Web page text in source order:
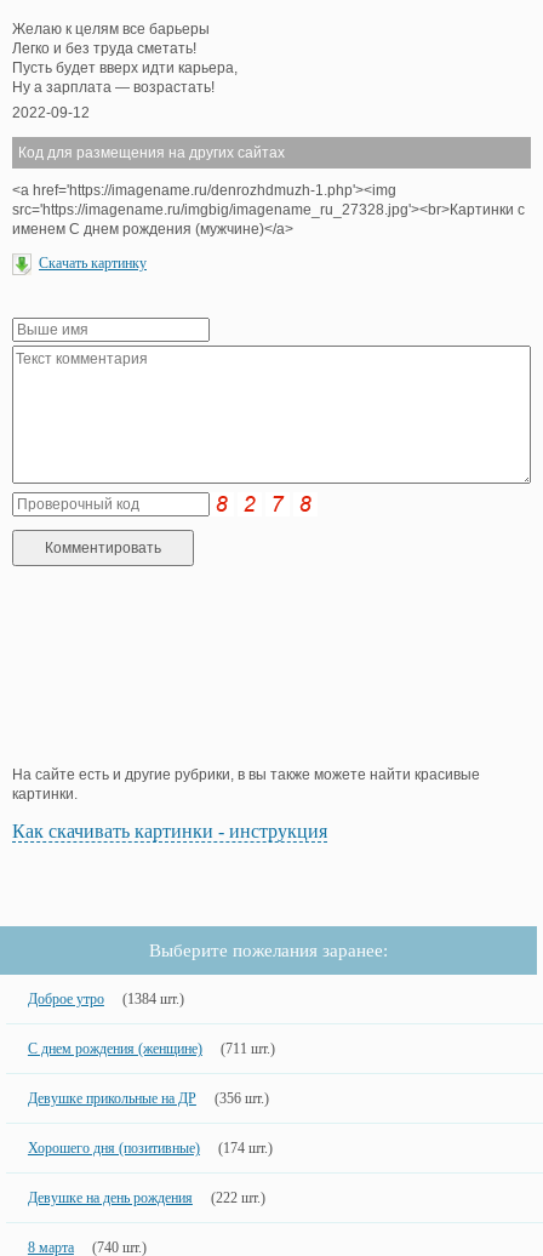
Желаю к целям все барьеры
Легко и без труда сметать!
Пусть будет вверх идти карьера,
Ну а зарплата — возрастать!
2022-09-12
Код для размещения на других сайтах
<a href='https://imagename.ru/denrozhdmuzh-1.php'><img
src='https://imagename.ru/imgbig/imagename_ru_27328.jpg'><br>Картинки с
именем С днем рождения (мужчине)</a>
Скачать картинку
На сайте есть и другие рубрики, в вы также можете найти красивые
картинки.
Как скачивать картинки - инструкция
Выберите пожелания заранее:
Доброе утро (1384 шт.)
С днем рождения (женщине) (711 шт.)
Девушке прикольные на ДР (356 шт.)
Хорошего дня (позитивные) (174 шт.)
Девушке на день рождения (222 шт.)
8 марта (740 шт.)